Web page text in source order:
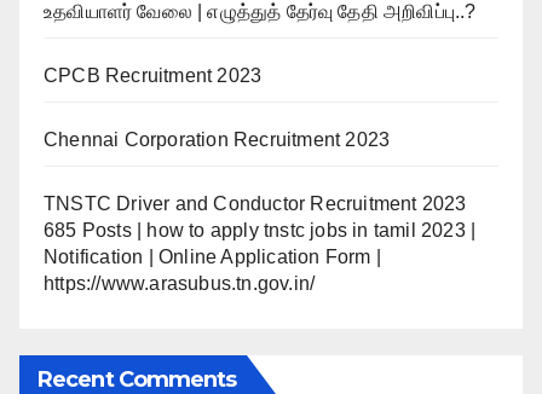
உதவியாளர் வேலை | எழுத்துத் தேர்வு தேதி அறிவிப்பு..?
CPCB Recruitment 2023
Chennai Corporation Recruitment 2023
TNSTC Driver and Conductor Recruitment 2023
685 Posts | how to apply tnstc jobs in tamil 2023 |
Notification | Online Application Form |
https://www.arasubus.tn.gov.in/
Recent Comments